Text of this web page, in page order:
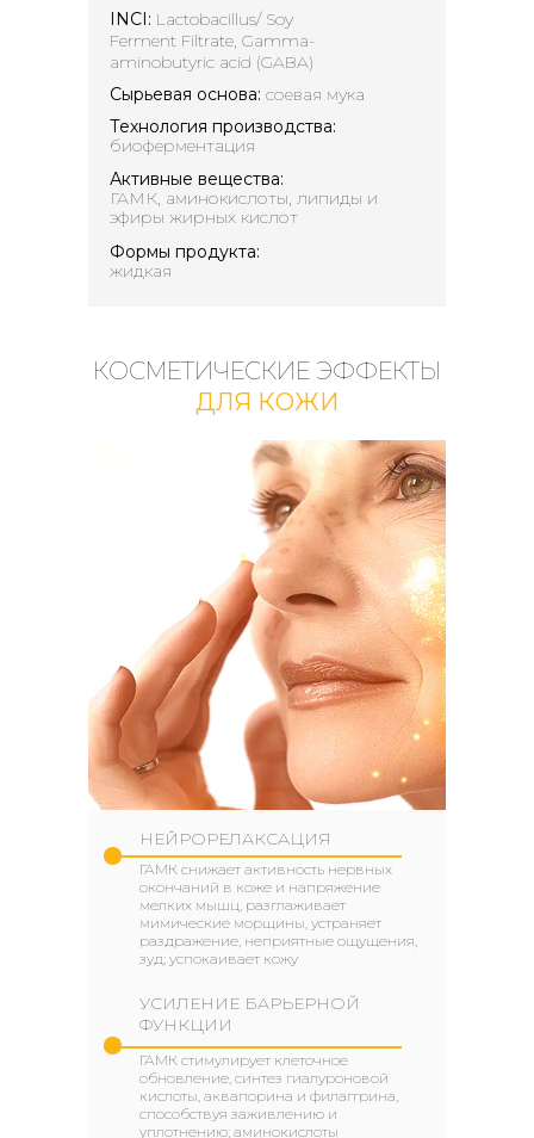
INCI: Lactobacillus/ Soy
Ferment Filtrate, Gamma-
aminobutyric acid (GABA)
Сырьевая основа: соевая мука
Технология производства:
биоферментация
Активные вещества:
ГАМК, аминокислоты, липиды и
эфиры жирных кислот
Формы продукта:
жидкая
КОСМЕТИЧЕСКИЕ ЭФФЕКТЫ
ДЛЯ КОЖИ
НЕЙРОРЕЛАКСАЦИЯ
ГАМК снижает активность нервных
окончаний в коже и напряжение
мелких мышц, разглаживает
мимические морщины, устраняет
раздражение, неприятные ощущения,
зуд; успокаивает кожу
УСИЛЕНИЕ БАРЬЕРНОЙ
ФУНКЦИИ
ГАМК стимулирует клеточное
обновление, синтез гиалуроновой
кислоты, аквапорина и филаггрина,
способствуя заживлению и
уплотнению; аминокислоты